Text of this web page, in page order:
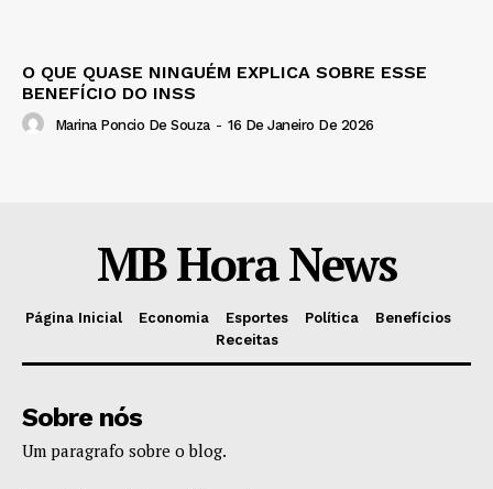
O QUE QUASE NINGUÉM EXPLICA SOBRE ESSE
BENEFÍCIO DO INSS
Marina Poncio De Souza - 16 De Janeiro De 2026
MB Hora News
Página Inicial Economia Esportes Política
Benefícios
Receitas
Sobre nós
Um paragrafo sobre o blog.